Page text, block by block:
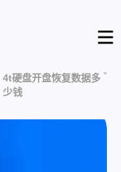
4t硬盘开盘恢复数据多
少钱
”